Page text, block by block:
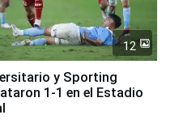
12
y Sporting
1-1 en el Estadio